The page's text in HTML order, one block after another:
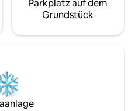
Parkplatz auf dem
Grundstück